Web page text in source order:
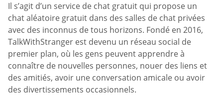
Il s’agit d’un service de chat gratuit qui propose un
chat aléatoire gratuit dans des salles de chat privées
avec des inconnus de tous horizons. Fondé en 2016,
TalkWithStranger est devenu un réseau social de
premier plan, où les gens peuvent apprendre à
connaître de nouvelles personnes, nouer des liens et
des amitiés, avoir une conversation amicale ou avoir
des divertissements occasionnels.